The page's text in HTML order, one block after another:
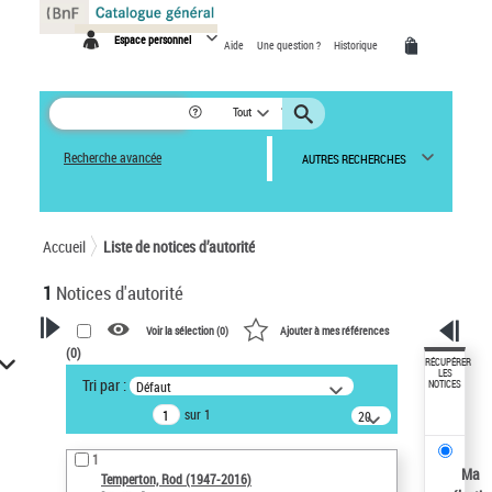
Espace personnel Aide Une question ? Historique
Tout
Recherche avancée AUTRES RECHERCHES
Accueil Liste de notices d’autorité
1 Notices d'autorité
VOTRE RECHERCHE
Recherche avancée dans les
notices d’autorité
Œuvres liées à l'auteur :
Temperton, Rod (1947-2016)
Voir la sélection (0) Ajouter à mes références
(0)
Tri par : Défaut
sur 1
20
résultats/page
1
Temperton, Rod (1947-2016)
RÉCUPÉRER
LES
NOTICES
Ma
Panneau de gestion des cookies